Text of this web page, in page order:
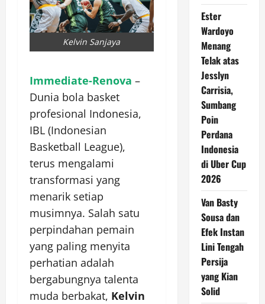
Kelvin Sanjaya
Immediate-Renova –
Dunia bola basket
profesional Indonesia,
IBL (Indonesian
Basketball League),
terus mengalami
transformasi yang
menarik setiap
musimnya. Salah satu
perpindahan pemain
yang paling menyita
perhatian adalah
bergabungnya talenta
muda berbakat, Kelvin
Ester
Wardoyo
Menang
Telak atas
Jesslyn
Carrisia,
Sumbang
Poin
Perdana
Indonesia
di Uber Cup
2026
Van Basty
Sousa dan
Efek Instan
Lini Tengah
Persija
yang Kian
Solid